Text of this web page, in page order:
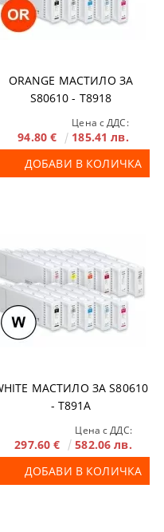
ORANGE МАСТИЛО ЗА
S80610 - T8918
Цена с ДДС:
94.80 €
185.41 лв.
ДОБАВИ В КОЛИЧКА
МАСТИЛО ЗА S80610
- T891A
Цена с ДДС:
297.60 €
582.06 лв.
ДОБАВИ В КОЛИЧКА